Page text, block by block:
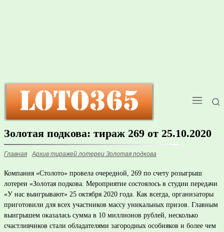
Золотая подкова: тираж 269 от 25.10.2020
Главная Архив тиражей лотереи Золотая подкова
Компания «Столото» провела очередной, 269 по счету розыгрыш
лотереи «Золотая подкова. Мероприятие состоялось в студии передачи
«У нас выигрывают» 25 октября 2020 года. Как всегда, организаторы
приготовили для всех участников массу уникальных призов. Главным
выигрышем оказалась сумма в 10 миллионов рублей, несколько
счастливчиков стали обладателями загородных особняков и более чем